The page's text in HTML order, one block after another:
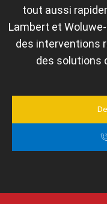
tout aussi
Lambert et
des interventions
des solutions